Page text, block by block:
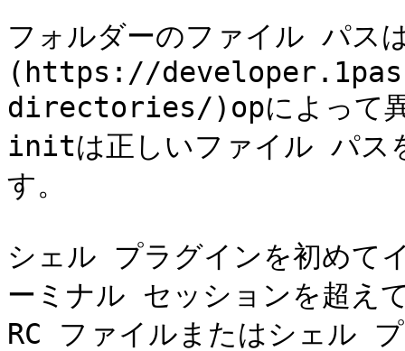
フォルダーのファイル パス
(https://
directories/)opによって
initは正しいファイル パス
す。
シェル プラグインを初めて
ーミナル セッションを超え
RC ファイルまたはシェル